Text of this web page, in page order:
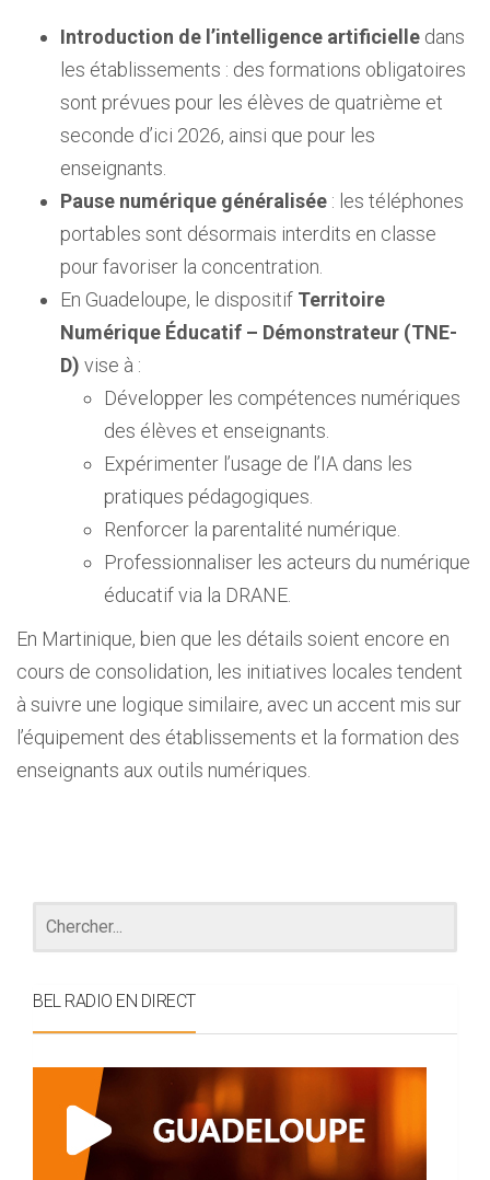
Introduction de l’intelligence artificielle dans
les établissements : des formations obligatoires
sont prévues pour les élèves de quatrième et
seconde d’ici 2026, ainsi que pour les
enseignants.
Pause numérique généralisée : les téléphones
portables sont désormais interdits en classe
pour favoriser la concentration.
En Guadeloupe, le dispositif Territoire
Numérique Éducatif – Démonstrateur (TNE-
D) vise à :
Développer les compétences numériques
des élèves et enseignants.
Expérimenter l’usage de l’IA dans les
pratiques pédagogiques.
Renforcer la parentalité numérique.
Professionnaliser les acteurs du numérique
éducatif via la DRANE.
En Martinique, bien que les détails soient encore en
cours de consolidation, les initiatives locales tendent
à suivre une logique similaire, avec un accent mis sur
l’équipement des établissements et la formation des
enseignants aux outils numériques.
BEL RADIO EN DIRECT